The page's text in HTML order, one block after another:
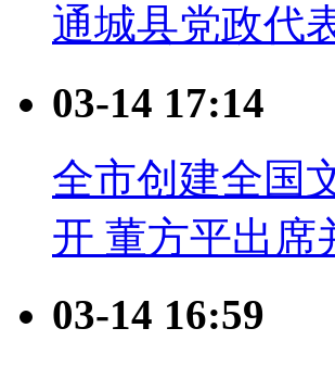
通城县党政代
03-14 17:14
全市创建全国
开 董方平出席
03-14 16:59